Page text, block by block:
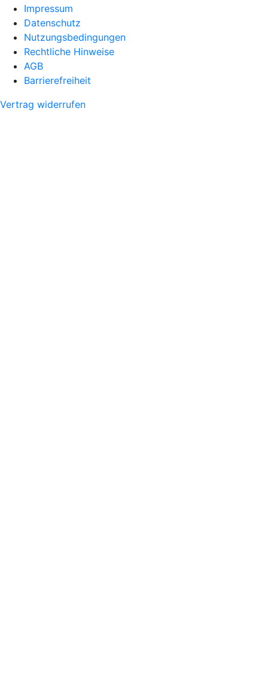
Impressum
Datenschutz
Nutzungsbedingungen
Rechtliche Hinweise
AGB
Barrierefreiheit
Vertrag widerrufen